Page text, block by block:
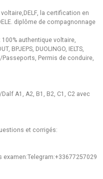
la certification en
DELE. diplôme de compagnonnage
authentique voltaire,
BPJEPS, DUOLINGO, IELTS,
Passeports, Permis de conduire,
A1, A2, B1, B2, C1, C2 avec
et corrigés: